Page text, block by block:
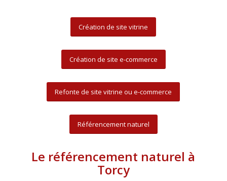
Création de site vitrine
Création de site e-commerce
Refonte de site vitrine ou e-commerce
Référencement naturel
Le référencement naturel à
Torcy